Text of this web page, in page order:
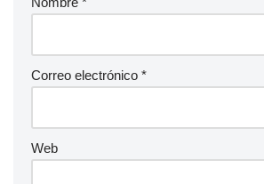
Correo electrónico *
Web